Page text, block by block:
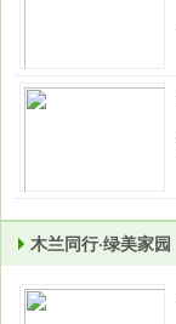
木兰同行·绿美家园